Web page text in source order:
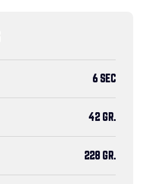
6 SEC
42 GR.
228 GR.